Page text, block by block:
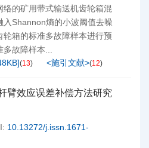
络的矿用带式输送机齿轮箱混
Shannon熵的小波阈值去噪
箱的标准多故障样本进行预
故障样本...
](13) <施引文献>(12)
臂效应误差补偿方法研究
10.13272/j.issn.1671-